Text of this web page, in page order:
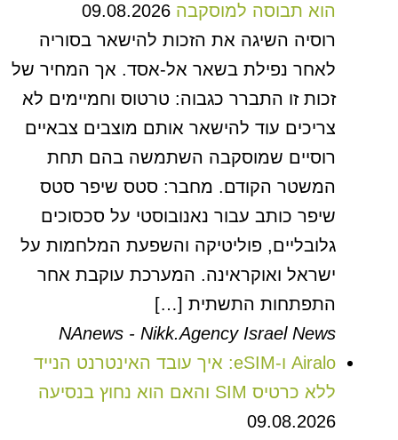
הוא תבוסה למוסקבה 09.08.2026
רוסיה השיגה את הזכות להישאר בסוריה
לאחר נפילת בשאר אל-אסד. אך המחיר של
זכות זו התברר כגבוה: טרטוס וחמיימים לא
צריכים עוד להישאר אותם מוצבים צבאיים
רוסיים שמוסקבה השתמשה בהם תחת
המשטר הקודם. מחבר: סטס שיפר סטס
שיפר כותב עבור נאנובוסטי על סכסוכים
גלובליים, פוליטיקה והשפעת המלחמות על
ישראל ואוקראינה. המערכת עוקבת אחר
התפתחות התשתית […]
NAnews - Nikk.Agency Israel News
Airalo ו-eSIM: איך עובד האינטרנט הנייד
ללא כרטיס SIM והאם הוא נחוץ בנסיעה
09.08.2026